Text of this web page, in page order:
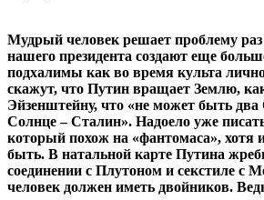
Мудрый человек решает проблему раз
нашего президента создают еще
подхалимы как во время культа
скажут, что Путин вращает Землю,
Эйзенштейну, что «не может быть два
Солнце – Сталин». Надоело уже
который похож на «фантомаса», хотя
быть. В натальной карте Путина
соединении с Плутоном и секстиле с
человек должен иметь двойников.